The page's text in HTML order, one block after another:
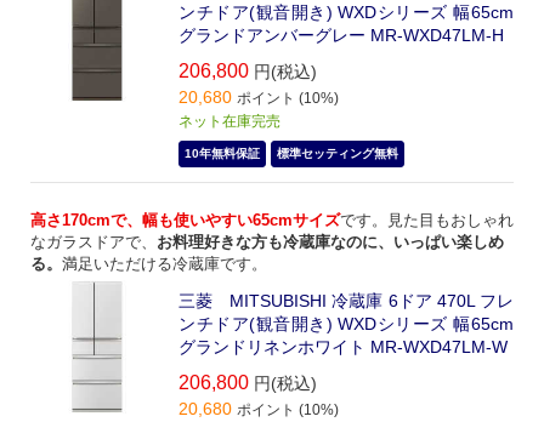
ンチドア(観音開き) WXDシリーズ 幅65cm
グランドアンバーグレー MR-WXD47LM-H
206,800 円(税込)
20,680 ポイント (10%)
ネット在庫完売
10年無料保証 標準セッティング無料
高さ170cmで、幅も使いやすい65cmサイズです。見た目もおしゃれ
なガラスドアで、 お料理好きな方も冷蔵庫なのに、いっぱい楽しめ
る。 満足いただける冷蔵庫です。
三菱 MITSUBISHI 冷蔵庫 6ドア 470L フレ
ンチドア(観音開き) WXDシリーズ 幅65cm
グランドリネンホワイト MR-WXD47LM-W
206,800 円(税込)
20,680 ポイント (10%)